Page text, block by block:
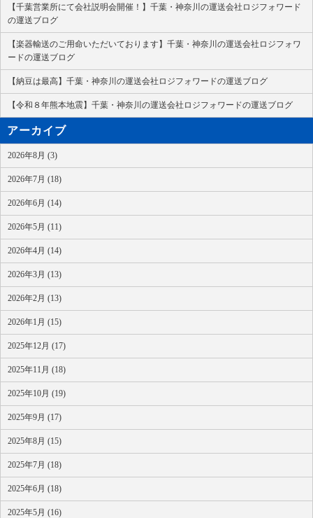
【千葉営業所にて会社説明会開催！】千葉・神奈川の運送会社ロジフォワード
の運送ブログ
【楽器輸送のご用命いただいております】千葉・神奈川の運送会社ロジフォワ
ードの運送ブログ
【納豆は最高】千葉・神奈川の運送会社ロジフォワードの運送ブログ
【令和８年熊本地震】千葉・神奈川の運送会社ロジフォワードの運送ブログ
アーカイブ
2026年8月 (3)
2026年7月 (18)
2026年6月 (14)
2026年5月 (11)
2026年4月 (14)
2026年3月 (13)
2026年2月 (13)
2026年1月 (15)
2025年12月 (17)
2025年11月 (18)
2025年10月 (19)
2025年9月 (17)
2025年8月 (15)
2025年7月 (18)
2025年6月 (18)
2025年5月 (16)